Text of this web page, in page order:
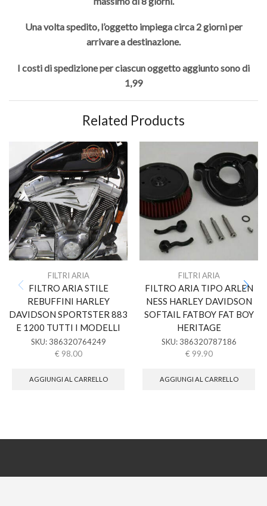
Una volta spedito, l’oggetto impiega circa 2 giorni per
arrivare a destinazione.
I costi di spedizione per ciascun oggetto aggiunto sono di
1,99
Related Products
FILTRI ARIA
FILTRO ARIA STILE
REBUFFINI HARLEY
DAVIDSON SPORTSTER 883
E 1200 TUTTI I MODELLI
SKU: 386320764249
€ 98.00
AGGIUNGI AL CARRELLO
FILTRI ARIA
FILTRO ARIA TIPO ARLEN
NESS HARLEY DAVIDSON
SOFTAIL FATBOY FAT BOY
HERITAGE
SKU: 386320787186
€ 99.90
AGGIUNGI AL CARRELLO